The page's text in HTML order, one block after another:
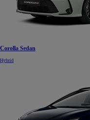
Corolla Sedan
Hybrid